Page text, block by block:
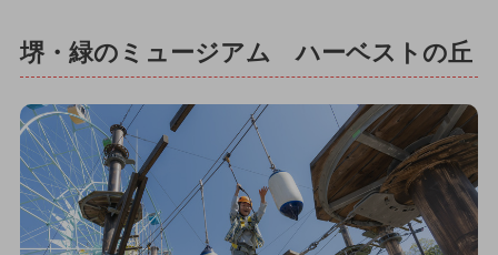
堺・緑のミュージアム ハーベストの丘